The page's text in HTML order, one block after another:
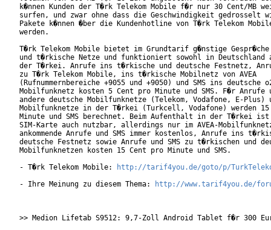
k�nnen Kunden der T�rk Telekom Mobile f�r nur 30 Cent/MB
surfen, und zwar ohne dass die Geschwindigkeit gedrosselt
Pakete k�nnen �ber die Kundenhotline von T�rk Telekom
werden.
T�rk Telekom Mobile bietet im Grundtarif g�nstige
und t�rkische Netze und funktioniert sowohl in Deutschland
der T�rkei. Anrufe ins t�rkische und deutsche Festnetz,
zu T�rk Telekom Mobile, ins t�rkische Mobilnetz von AVEA
(Rufnummernbereiche +9055 und +9050) und SMS ins deutsche
Mobilfunknetz kosten 5 Cent pro Minute und SMS. F�r Anrufe
andere deutsche Mobilfunknetze (Telekom, Vodafone, E-Plus)
Mobilfunknetze in der T�rkei (Turkcell, Vodafone) werden
Minute und SMS berechnet. Beim Aufenthalt in der T�rkei
SIM-Karte auch nutzbar, allerdings nur im AVEA-
ankommende Anrufe und SMS immer kostenlos, Anrufe ins
deutsche Festnetz sowie Anrufe und SMS zu t�rkischen und
Mobilfunknetzen kosten 15 Cent pro Minute und SMS.
- T�rk Telekom Mobile:
http://tarif4you.de/goto/p/
- Ihre Meinung zu diesem Thema:
http://www.tarif4you.de/
>> Medion Lifetab S9512: 9,7-Zoll Android Tablet f�r 300